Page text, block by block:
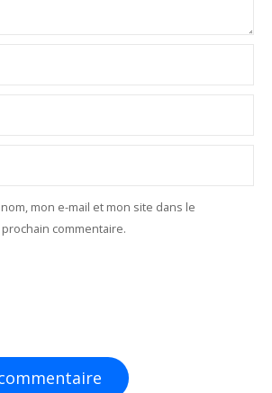
mon e-mail et mon site dans le
commentaire.